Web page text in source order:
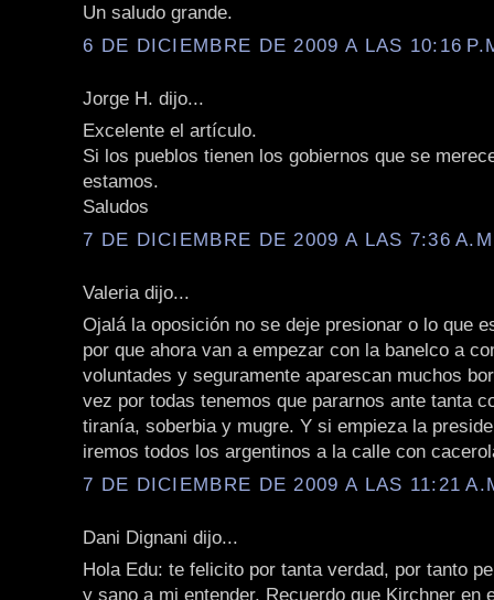
Un saludo grande.
6 DE DICIEMBRE DE 2009 A LAS 10:16
Jorge H. dijo...
Excelente el artículo.
Si los pueblos tienen los gobiernos que se
estamos.
Saludos
7 DE DICIEMBRE DE 2009 A LAS 7:36
Valeria dijo...
Ojalá la oposición no se deje presionar o lo que
por que ahora van a empezar con la banelco a
voluntades y seguramente aparescan muchos
vez por todas tenemos que pararnos ante tanta
tiranía, soberbia y mugre. Y si empieza la
iremos todos los argentinos a la calle con
7 DE DICIEMBRE DE 2009 A LAS 11:21
Dani Dignani dijo...
Hola Edu: te felicito por tanta verdad, por tanto
y sano a mi entender. Recuerdo que Kirchner en